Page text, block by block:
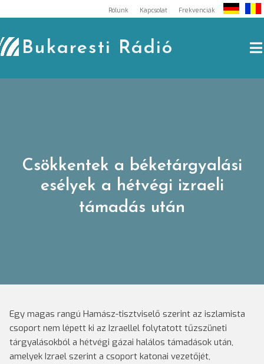
to
content
Rólunk Kapcsolat Frekvenciák
Bukaresti Rádió
Csökkentek a béketárgyalási
esélyek a hétvégi izraeli
támadás után
Egy magas rangú Hamász-tisztviselő szerint az iszlamista
csoport nem lépett ki az Izraellel folytatott tűzszüneti
tárgyalásokból a hétvégi gázai halálos támadások után,
amelyek Izrael szerint a csoport katonai vezetőjét,